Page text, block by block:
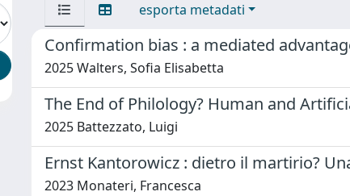
esporta metadati
Confirmation bias : a mediated
2025 Walters, Sofia Elisabetta
The End of Philology? Human and
2025 Battezzato, Luigi
Ernst Kantorowicz : dietro il martirio?
2023 Monateri, Francesca